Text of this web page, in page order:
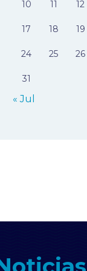
10 11 12
17 18 19
24 25 26
31
« Jul